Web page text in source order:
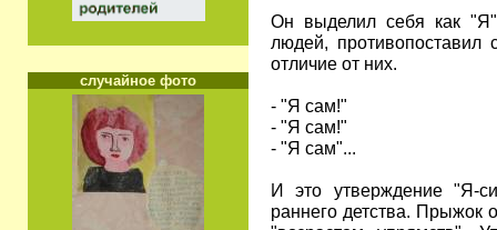
случайное фото
Он выделил себя как
людей, противопоставил
отличие от них.
- "Я сам!"
- "Я сам!"
- "Я сам"...
И это утверждение "Я-
раннего детства. Прыжок